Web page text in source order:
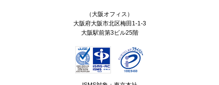
（大阪オフィス）
大阪府大阪市北区梅田1-1-3
大阪駅前第3ビル25階